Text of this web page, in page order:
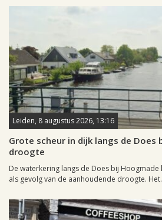
Leiden, 8 augustus 2026, 13:16
Grote scheur in dijk langs de Does
droogte
De waterkering langs de Does bij
als gevolg van de aanhoudende droogte.